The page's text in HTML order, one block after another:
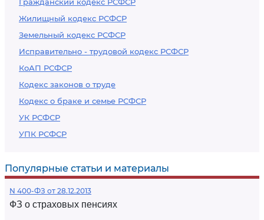
Жилищный кодекс РСФСР
Земельный кодекс РСФСР
Исправительно - трудовой кодекс РСФСР
КоАП РСФСР
Кодекс законов о труде
Кодекс о браке и семье РСФСР
УК РСФСР
УПК РСФСР
Популярные статьи и материалы
N 400-ФЗ от 28.12.2013
ФЗ о страховых пенсиях